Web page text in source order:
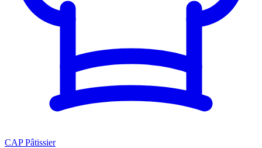
CAP Pâtissier